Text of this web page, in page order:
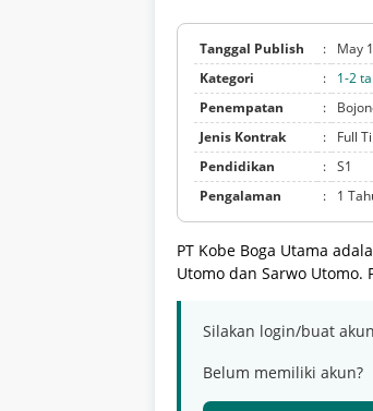
Tanggal Publish :
May
Kategori
: 1-2
Penempatan
:
Jenis Kontrak
:
Full
Pendidikan
: S1
Pengalaman
: 1
PT Kobe Boga Utama
Utomo dan Sarwo Utomo.
Silakan login/buat
Belum memiliki akun?